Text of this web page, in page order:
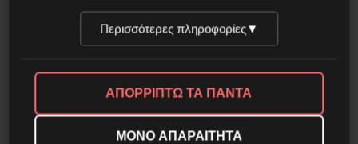
Το “μήνυμα” της Εαρινής Συνόδου του ΔΝΤ
14 Απριλίου 2019
Περισσότερες πληροφορίες▼
ΑΠΟΡΡΙΠΤΩ ΤΑ ΠΑΝΤΑ
ΜΟΝΟ ΑΠΑΡΑΙΤΗΤΑ